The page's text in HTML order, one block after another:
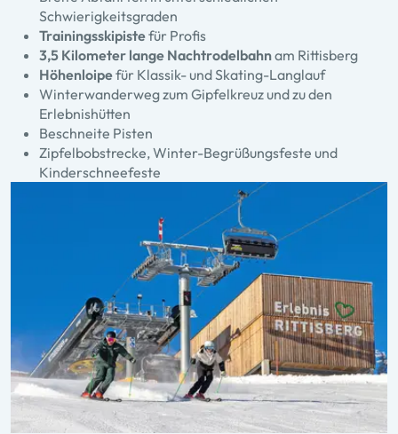
Schwierigkeitsgraden
Trainingsskipistefür Profis
3,5 Kilometer lange Nachtrodelbahnam Rittisberg
Höhenloipefür Klassik- und Skating-Langlauf
Winterwanderweg zum Gipfelkreuz und zu den
Erlebnishütten
Beschneite Pisten
Zipfelbobstrecke, Winter-Begrüßungsfeste und
Kinderschneefeste